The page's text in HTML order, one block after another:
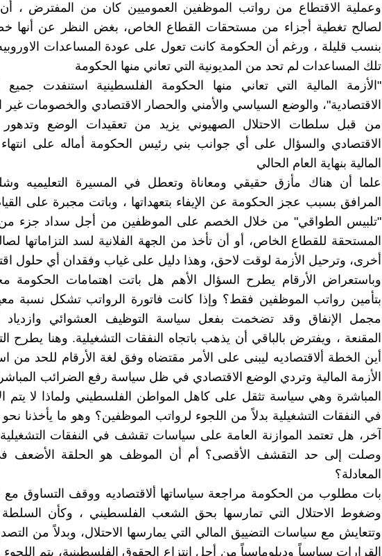
وعملية الاقتطاع من رواتب الموظفين العموميين كان من المفترض ،
لصالح تغطية أجزاء من مستحقات القطاع الخاص، بغض النظر عن أنها
بنسب قليلة ، ورغم أن الحكومة كانت تعول على عودة المساعدات
تلك المساعدات لم تحد من المديونية التي تعاني منها الحكومة
"الأزمة المالية التي تعاني منها الحكومة الفلسطينية استنفدت جميع
الاقتصادية"، والوضع السياسي والأمني والحصار الاقتصادي والخصومات غير
من قبل سلطات الاحتلال الصهيوني يزيد من تعقيدات الوضع وتدهور
الاقتصادي والسؤال على أي جوانب بني رئيس الحكومة أماله على انتهاء
المالية بنهاية العام الحالي
علما أن هناك مأزق حقيقي ومعاناة وتعطل في المسيرة التعليميه
المرافق بسبب عجز الحكومة عن الإيفاء بتعهداتها ، وباتت مجبرة على
"تلبيس الطواقي" من خلال الخصم على الموظفين من أجل سداد جزء من
المستحقة للقطاع الخاص، أو أن تأخذ من الجهة الفلانية لسد التزاماتها
أخرى، وترحيل الأزمة لوقت لاحق، وهذا دليل على غياب وفقدان أي حلول
وباستعراض الأرقام يطرح السؤال الأهم هل باتت اهتمامات الحكومة
بتأمين رواتب الموظفين فقط؟ وإذا كانت فاتورة الرواتب تشكل نسبة
مجمل الإنفاق وقد تضخمت بفعل سياسة التوظيف العشوائي وازدياد
المقنعة ، ويفترض بالباقي أن يذهب باتجاه النفقات التشغيلية. وهنا يطرح
أين الخطة ألاقتصاديه ليبنى على الأمر مقتضاه وفق لغة الأرقام للحد من
الأزمة المالية وتردي الوضع الاقتصادي في ظل سياسة رفع الضرائب
المباشرة وهي سياسة تثقل على كاهل المواطن الفلسطيني ولماذا لا يتم
في النفقات التشغيلية بدلاً من اللجوء لرواتب الموظفين؟ وهو ما يأخذنا
آخر، هل تعتمد الموازنة العامة على سياسات تقشف في النفقات
وصلت إلى حد التقشف الأقصى؟ أم أن الموظف هو الحلقة الأضعف
المعادلة؟
بات مطلوب من الحكومة مراجعة سياساتها ألاقتصاديه ووقف التساوق
وضغوط الاحتلال التي تمارسها بحق الشعب الفلسطيني ، وكأن
وتتعايش مع سياسات التضييق المالي التي يمارسها الاحتلال، وبدلاً من
القرارات سياسياً ودبلوماسياً من أجل انتزاع الحقوق الفلسطينية، يتم اللجوء